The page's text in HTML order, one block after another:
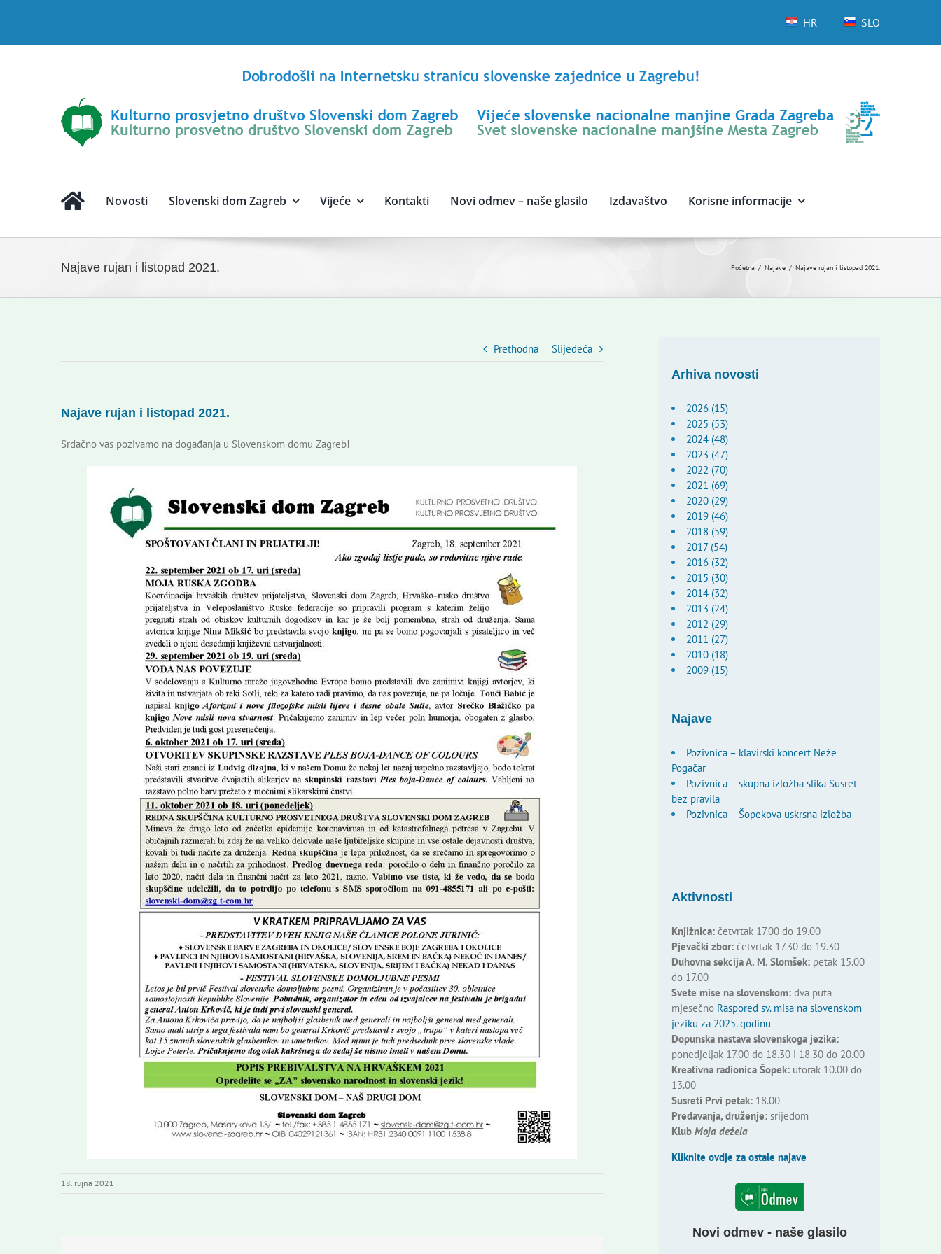
HR SLO
Novosti Slovenski dom Zagreb Vijeće Kontakti Novi odmev – naše glasilo Izdavaštvo Korisne informacije
Najave rujan i listopad 2021. Početna Najave Najave rujan i listopad 2021.
Prethodna Slijedeća
Najave rujan i listopad 2021.
Srdačno vas pozivamo na događanja u Slovenskom domu Zagreb!
18. rujna 2021
Arhiva novosti
2026 (15)
2025 (53)
2024 (48)
2023 (47)
2022 (70)
2021 (69)
2020 (29)
2019 (46)
2018 (59)
2017 (54)
2016 (32)
2015 (30)
2014 (32)
2013 (24)
2012 (29)
2011 (27)
2010 (18)
2009 (15)
Najave
Pozivnica – klavirski koncert Neže
Pogačar
Pozivnica – skupna izložba slika Susret
bez pravila
Pozivnica – Šopekova uskrsna izložba
Aktivnosti
Knjižnica:četvrtak 17.00 do 19.00
Pjevački zbor:četvrtak 17.30 do 19.30
Duhovna sekcija A. M. Slomšek:petak 15.00
do 17.00
Svete mise na slovenskom:dva puta
mjesečno Raspored sv. misa na slovenskom
jeziku za 2025. godinu
Dopunska nastava slovenskoga jezika:
ponedjeljak 17.00 do 18.30 i 18.30 do 20.00
Kreativna radionica Šopek:utorak 10.00 do
13.00
Susreti Prvi petak:18.00
Predavanja, druženje:srijedom
Klub Moja dežela
Kliknite ovdje za ostale najave
Novi odmev - naše glasilo